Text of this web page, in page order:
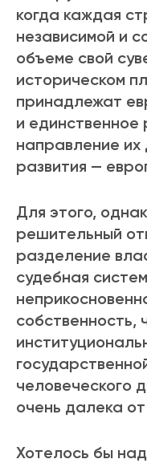
когда каждая
независимой и
объеме свой
историческом
принадлежат
и
направление
развития —
Для этого,
решительный
разделение
судебная
собственность,
человеческого
очень далека
Хотелось бы